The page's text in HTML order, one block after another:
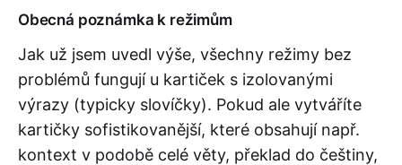
Obecná poznámka k režimům
Jak už jsem uvedl výše, všechny režimy bez
problémů fungují u kartiček s izolovanými
výrazy (typicky slovíčky). Pokud ale vytváříte
kartičky sofistikovanější, které obsahují např.
kontext v podobě celé věty, překlad do češtiny,